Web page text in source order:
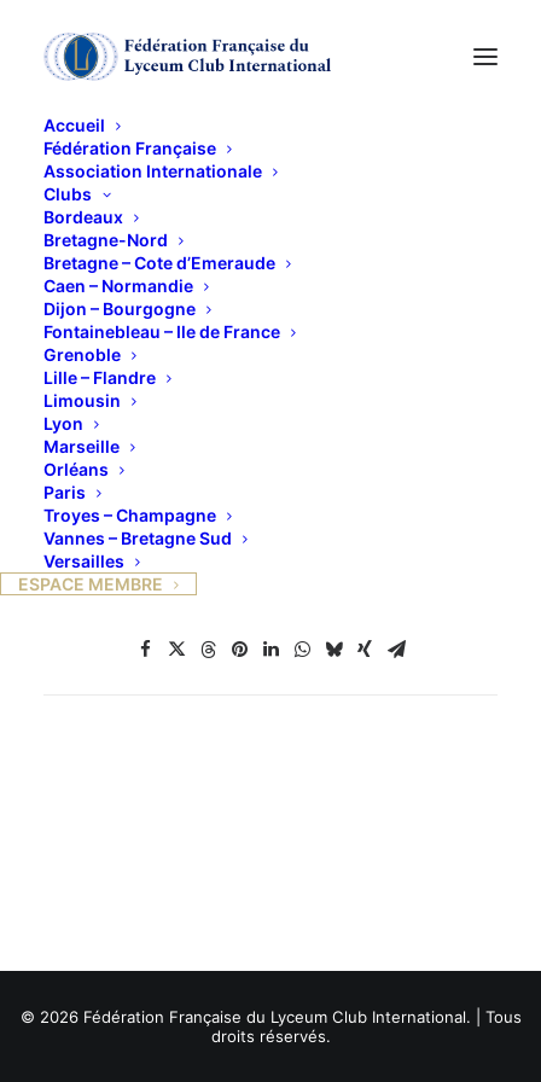
Accueil
Fédération Française
Association Internationale
Clubs
Bordeaux
Bretagne-Nord
Bretagne – Cote d’Emeraude
Caen – Normandie
Dijon – Bourgogne
Fontainebleau – Ile de France
Grenoble
Lille – Flandre
Limousin
Lyon
Marseille
Orléans
Paris
Troyes – Champagne
Vannes – Bretagne Sud
Versailles
ESPACE MEMBRE
Bulletin Avril-Mai-Juin
2026
bulletin 2ème trimestre 2026PDF
© 2026 Fédération Française du Lyceum Club International. | Tous
droits réservés.